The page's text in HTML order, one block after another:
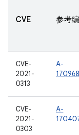
CVE 参考
CVE-
2021-
0313
A-
CVE-
2021-
0303
A-